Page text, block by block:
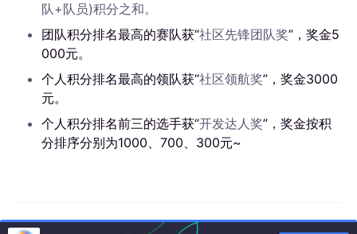
队+队员)积分之和。
团队积分排名最高的赛队获“社区先锋团队奖”，奖金5
000元。
个人积分排名最高的领队获“社区领航奖”，奖金3000
元。
个人积分排名前三的选手获“开发达人奖”，奖金按积
分排序分别为1000、700、300元~